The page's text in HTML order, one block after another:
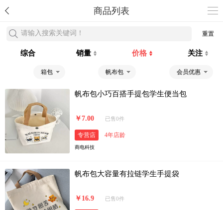
商品列表
请输入搜索关键词！ 重置
综合 销量 价格 关注
箱包 帆布包 会员优惠
帆布包小巧百搭手提包学生便当包
￥7.00 已售0件
专营店 4年店龄
商电科技
帆布包大容量有拉链学生手提袋
￥16.9 已售0件